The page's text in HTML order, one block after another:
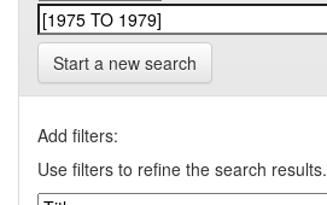
Start a new search
Add filters:
Use filters to refine the search results.